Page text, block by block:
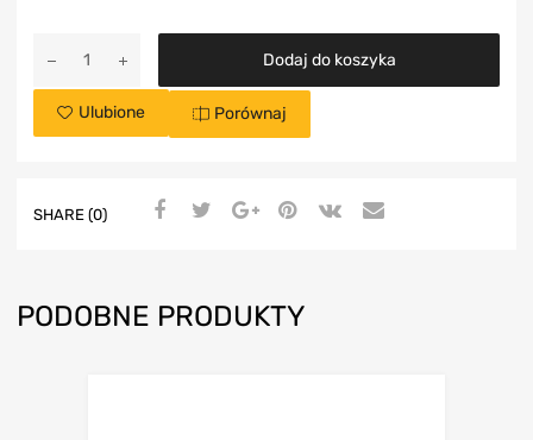
Dodaj do koszyka
Ulubione Porównaj
SHARE (0)
PODOBNE PRODUKTY